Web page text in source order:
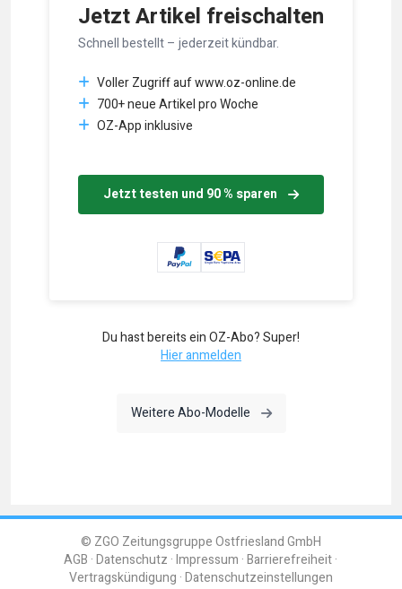
Jetzt Artikel freischalten
Schnell bestellt – jederzeit kündbar.
Voller Zugriff auf www.oz-online.de
700+ neue Artikel pro Woche
OZ-App inklusive
Jetzt testen und 90 % sparen
Du hast bereits ein OZ-Abo? Super!
Hier anmelden
Weitere Abo-Modelle
© ZGO Zeitungsgruppe Ostfriesland GmbH
AGB Datenschutz Impressum Barrierefreiheit
Vertragskündigung Datenschutzeinstellungen